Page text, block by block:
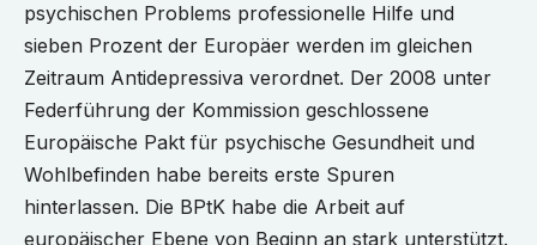
psychischen Problems professionelle Hilfe und
sieben Prozent der Europäer werden im gleichen
Zeitraum Antidepressiva verordnet. Der 2008 unter
Federführung der Kommission geschlossene
Europäische Pakt für psychische Gesundheit und
Wohlbefinden habe bereits erste Spuren
hinterlassen. Die BPtK habe die Arbeit auf
europäischer Ebene von Beginn an stark unterstützt.